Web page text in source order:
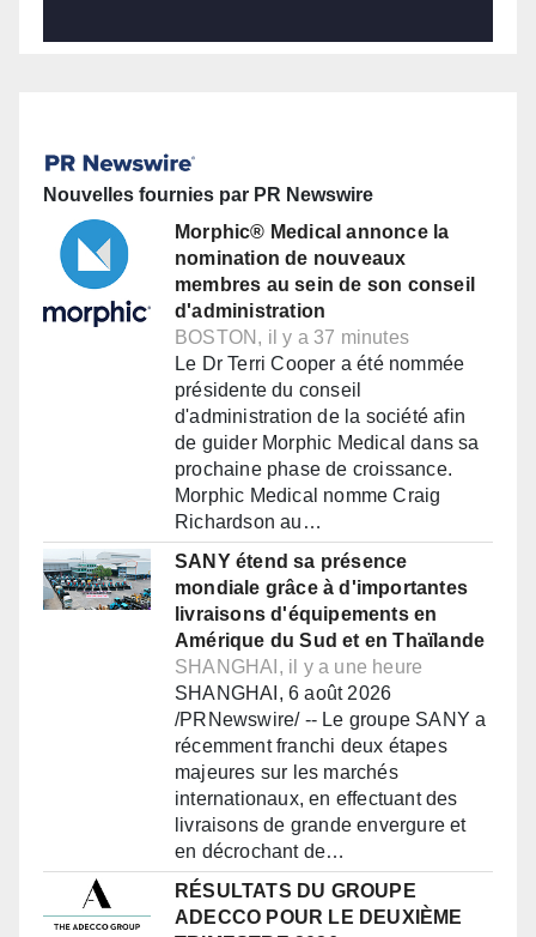
Nouvelles fournies par PR Newswire
Morphic® Medical annonce la
nomination de nouveaux
membres au sein de son conseil
d'administration
BOSTON, il y a 37 minutes
Le Dr Terri Cooper a été nommée
présidente du conseil
d'administration de la société afin
de guider Morphic Medical dans sa
prochaine phase de croissance.
Morphic Medical nomme Craig
Richardson au…
SANY étend sa présence
mondiale grâce à d'importantes
livraisons d'équipements en
Amérique du Sud et en Thaïlande
SHANGHAI, il y a une heure
SHANGHAI, 6 août 2026
/PRNewswire/ -- Le groupe SANY a
récemment franchi deux étapes
majeures sur les marchés
internationaux, en effectuant des
livraisons de grande envergure et
en décrochant de…
RÉSULTATS DU GROUPE
ADECCO POUR LE DEUXIÈME